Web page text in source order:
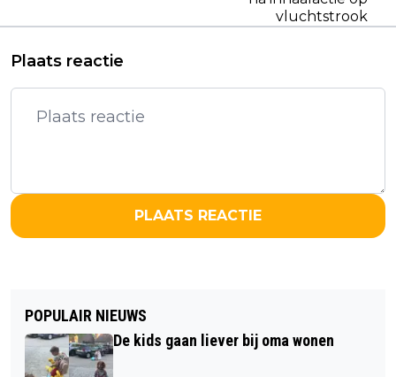
vluchtstrook
Plaats reactie
PLAATS REACTIE
POPULAIR NIEUWS
De kids gaan liever bij oma wonen